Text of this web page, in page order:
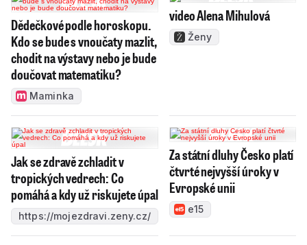
Dědečkové podle horoskopu.
Kdo se bude s vnoučaty mazlit,
chodit na výstavy nebo je bude
doučovat matematiku?
Maminka
video Alena Mihulová
Ženy
Jak se zdravě zchladit v
tropických vedrech: Co
pomáhá a kdy už riskujete úpal
https://mojezdravi.zeny.cz/
Za státní dluhy Česko platí
čtvrté nejvyšší úroky v
Evropské unii
e15